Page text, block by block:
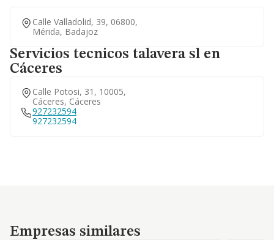
Calle Valladolid, 39, 06800,
Mérida, Badajoz
Servicios tecnicos talavera sl en
Cáceres
Calle Potosi, 31, 10005,
Cáceres, Cáceres
927232594
927232594
Empresas similares
Empresas similares